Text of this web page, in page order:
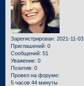
Зарегистрирован: 2021-11-03
Приглашений: 0
Сообщений: 51
Уважение: 0
Позитив: 0
Провел на форуме:
5 часов 44 минуты